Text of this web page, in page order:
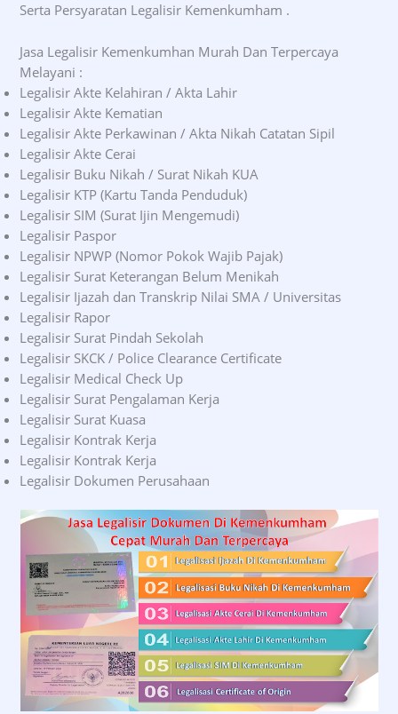
Serta Persyaratan Legalisir Kemenkumham .
Jasa Legalisir Kemenkumhan Murah Dan Terpercaya
Melayani :
Legalisir Akte Kelahiran / Akta Lahir
Legalisir Akte Kematian
Legalisir Akte Perkawinan / Akta Nikah Catatan Sipil
Legalisir Akte Cerai
Legalisir Buku Nikah / Surat Nikah KUA
Legalisir KTP (Kartu Tanda Penduduk)
Legalisir SIM (Surat Ijin Mengemudi)
Legalisir Paspor
Legalisir NPWP (Nomor Pokok Wajib Pajak)
Legalisir Surat Keterangan Belum Menikah
Legalisir Ijazah dan Transkrip Nilai SMA / Universitas
Legalisir Rapor
Legalisir Surat Pindah Sekolah
Legalisir SKCK / Police Clearance Certificate
Legalisir Medical Check Up
Legalisir Surat Pengalaman Kerja
Legalisir Surat Kuasa
Legalisir Kontrak Kerja
Legalisir Kontrak Kerja
Legalisir Dokumen Perusahaan